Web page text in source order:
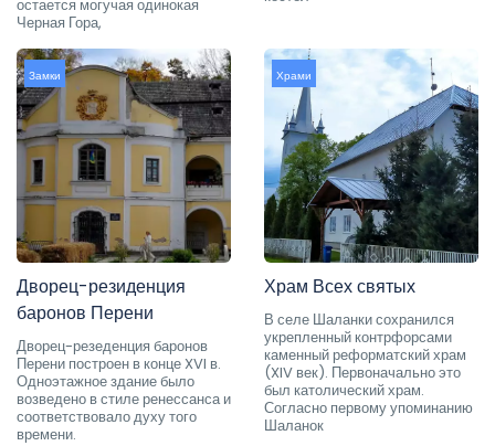
остается могучая одинокая
Черная Гора,
Замки
Дворец-резиденция
баронов Перени
Дворец-резеденция баронов
Перени построен в конце XVI в.
Одноэтажное здание было
возведено в стиле ренессанса и
соответствовало духу того
времени.
Храми
Храм Всех святых
В селе Шаланки сохранился
укрепленный контрфорсами
каменный реформатский храм
(XIV век). Первоначально это
был католический храм.
Согласно первому упоминанию
Шаланок